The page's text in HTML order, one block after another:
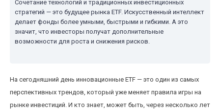
Сочетание технологий и традиционных инвестиционных
стратегий — это будущее рынка ETF. Искусственный интеллект
делает фонды более умными, быстрыми и гибкими. А это
значит, что инвесторы получат дополнительные
возможности для роста и снижения рисков.
На сегодняшний день инновационные ETF — это один из самых
перспективных трендов, который уже меняет правила игры на
рынке инвестиций. И кто знает, может быть, через несколько лет